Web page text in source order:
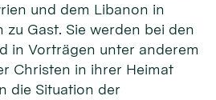
und dem Libanon in
zu Gast. Sie werden bei den
in Vorträgen unter anderem
Christen in ihrer Heimat
die Situation der